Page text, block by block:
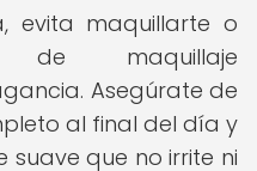
evita maquillarte o
de maquillaje
Asegúrate de
al final del día y
suave que no irrite ni